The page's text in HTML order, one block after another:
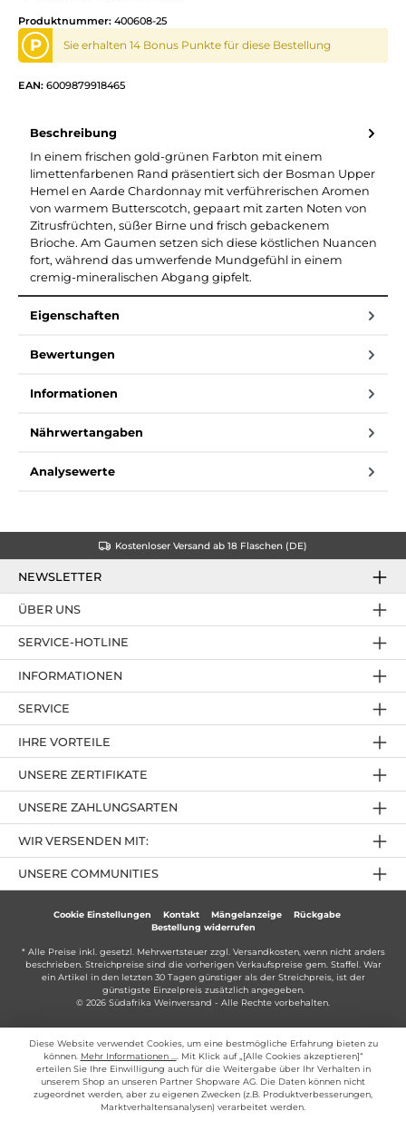
Produktnummer: 400608-25
P Sie erhalten 14 Bonus Punkte für diese Bestellung
EAN: 6009879918465
Beschreibung
In einem frischen gold-grünen Farbton mit einem
limettenfarbenen Rand präsentiert sich der Bosman Upper
Hemel en Aarde Chardonnay mit verführerischen Aromen
von warmem Butterscotch, gepaart mit zarten Noten von
Zitrusfrüchten, süßer Birne und frisch gebackenem
Brioche. Am Gaumen setzen sich diese köstlichen Nuancen
fort, während das umwerfende Mundgefühl in einem
cremig-mineralischen Abgang gipfelt.
Eigenschaften
Bewertungen
Informationen
Nährwertangaben
Analysewerte
Kostenloser Versand ab 18 Flaschen (DE)
NEWSLETTER
SERVICE-HOTLINE
IHRE VORTEILE
UNSERE ZAHLUNGSARTEN
ÜBER UNS
UNSERE ZERTIFIKATE
INFORMATIONEN
SERVICE
UNSERE COMMUNITIES
WIR VERSENDEN MIT:
Cookie Einstellungen Kontakt Mängelanzeige
Rückgabe
Bestellung widerrufen
* Alle Preise inkl. gesetzl. Mehrwertsteuer zzgl. Versandkosten, wenn nicht anders
beschrieben. Streichpreise sind die vorherigen Verkaufspreise gem. Staffel. War
ein Artikel in den letzten 30 Tagen günstiger als der Streichpreis, ist der
günstigste Einzelpreis zusätzlich angegeben.
© 2026 Südafrika Weinversand - Alle Rechte vorbehalten.
Diese Website verwendet Cookies, um eine bestmögliche Erfahrung bieten zu
können. Mehr Informationen ...
. Mit Klick auf „[Alle Cookies akzeptieren]“
erteilen Sie Ihre Einwilligung auch für die Weitergabe über Ihr Verhalten in
unserem Shop an unseren Partner Shopware AG. Die Daten können nicht
zugeordnet werden, aber zu eigenen Zwecken (z.B. Produktverbesserungen,
Marktverhaltensanalysen) verarbeitet werden.